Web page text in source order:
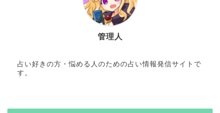
管理人
占い好きの方・悩める人のための占い情報発信サイトで
す。